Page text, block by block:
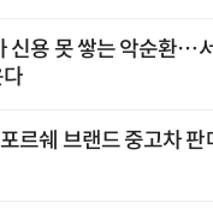
신용 못 쌓는 악순환…
르쉐 브랜드 중고차